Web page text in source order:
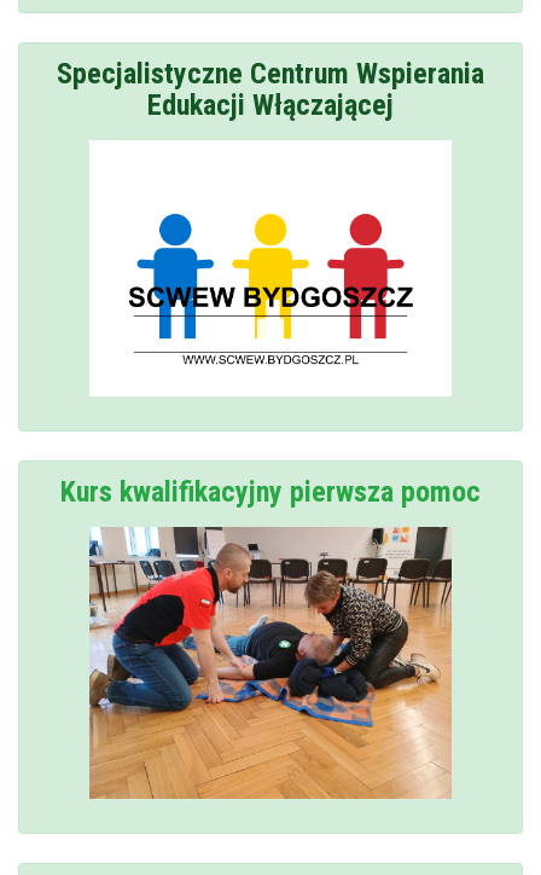
Specjalistyczne Centrum Wspierania
Edukacji Włączającej
Kurs kwalifikacyjny pierwsza pomoc